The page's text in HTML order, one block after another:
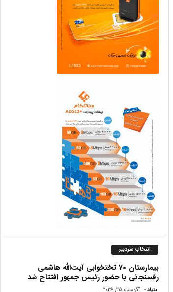
ا
خ
ص
انتخاب سردبیر
بیمارستان ۷۰ تختخوابی آیت‌الله هاشمی
رفسنجانی با حضور رئیس جمهور افتتاح شد
بنیاد - آگوست 25, 2024